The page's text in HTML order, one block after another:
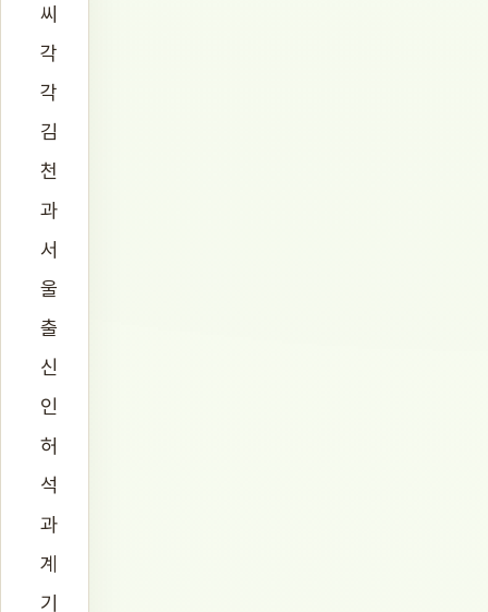
씨
각
각
김
천
과
서
울
출
신
인
허
석
과
계
기